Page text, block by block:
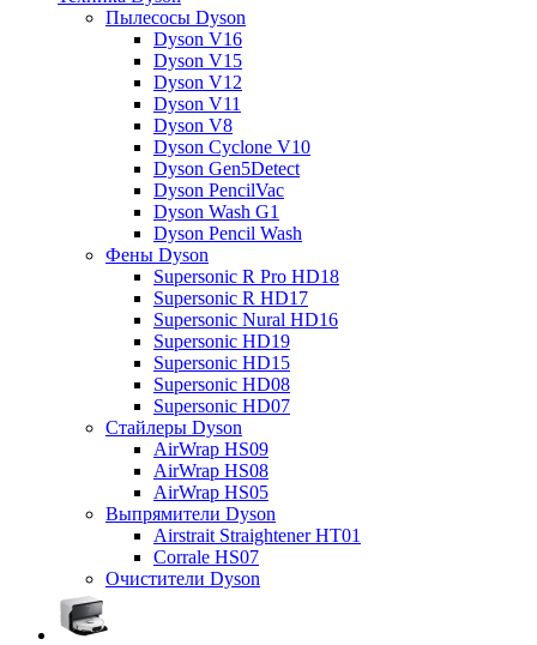
Пылесосы Dyson
Dyson V16
Dyson V15
Dyson V12
Dyson V11
Dyson V8
Dyson Cyclone V10
Dyson Gen5Detect
Dyson PencilVac
Dyson Wash G1
Dyson Pencil Wash
Фены Dyson
Supersonic R Pro HD18
Supersonic R HD17
Supersonic Nural HD16
Supersonic HD19
Supersonic HD15
Supersonic HD08
Supersonic HD07
Стайлеры Dyson
AirWrap HS09
AirWrap HS08
AirWrap HS05
Выпрямители Dyson
Airstrait Straightener HT01
Corrale HS07
Очистители Dyson